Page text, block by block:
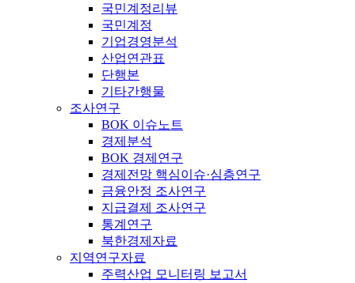
국민계정리뷰
국민계정
기업경영분석
산업연관표
단행본
기타간행물
조사연구
BOK 이슈노트
경제분석
BOK 경제연구
경제전망 핵심이슈·심층연구
금융안정 조사연구
지급결제 조사연구
통계연구
북한경제자료
지역연구자료
주력산업 모니터링 보고서